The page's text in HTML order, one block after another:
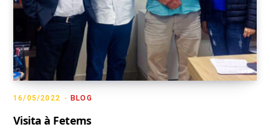
BLOG
16/05/2022
Visita à Fetems